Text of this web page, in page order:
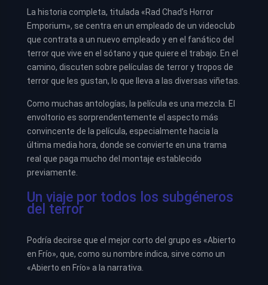
La historia completa, titulada «Rad Chad’s Horror
Emporium», se centra en un empleado de un videoclub
que contrata a un nuevo empleado y en el fanático del
terror que vive en el sótano y que quiere el trabajo. En el
camino, discuten sobre películas de terror y tropos de
terror que les gustan, lo que lleva a las diversas viñetas.
Como muchas antologías, la película es una mezcla. El
envoltorio es sorprendentemente el aspecto más
convincente de la película, especialmente hacia la
última media hora, donde se convierte en una trama
real que paga mucho del montaje establecido
previamente.
Un viaje por todos los subgéneros
del terror
Podría decirse que el mejor corto del grupo es «Abierto
en Frío», que, como su nombre indica, sirve como un
«Abierto en Frío» a la narrativa.